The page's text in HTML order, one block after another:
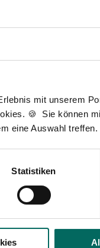
mit unserem
🍪 Sie können
eine Auswahl treffen.
Statistiken
als Apotheker
BY 4.0)